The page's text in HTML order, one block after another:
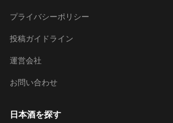
プライバシーポリシー
投稿ガイドライン
運営会社
お問い合わせ
日本酒を探す